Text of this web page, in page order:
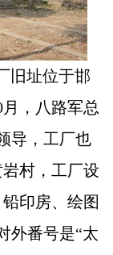
旧址位于邯
，八路军总
导，工厂也
村，工厂设
印房、绘图
外番号是“太